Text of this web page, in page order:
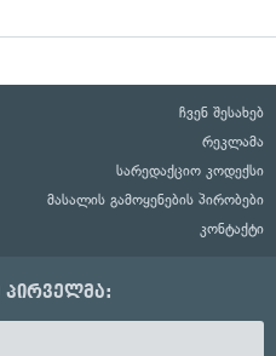
ჩვენ შესახებ
რეკლამა
სარედაქციო კოდექსი
მასალის გამოყენების პირობები
კონტაქტი
პირველმა: